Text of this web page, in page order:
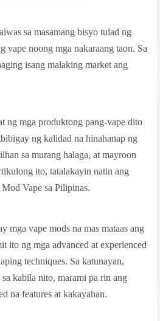
sa masamang bisyo tulad ng
noong mga nakaraang taon. Sa
isang malaking market ang
ng mga produktong pang-vape dito
ng kalidad na hinahanap ng
sa murang halaga, at mayroon
ito, tatalakayin natin ang
Vape sa Pilipinas.
mga vape mods na mas mataas ang
ito ng mga advanced at experienced
techniques. Sa katunayan,
kabila nito, marami pa rin ang
na features at kakayahan.